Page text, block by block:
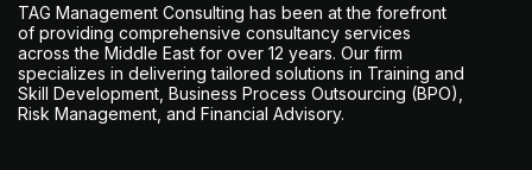
TAG Management Consulting has been at the forefront
of providing comprehensive consultancy services
across the Middle East for over 12 years. Our firm
specializes in delivering tailored solutions in Training and
Skill Development, Business Process Outsourcing (BPO),
Risk Management, and Financial Advisory.